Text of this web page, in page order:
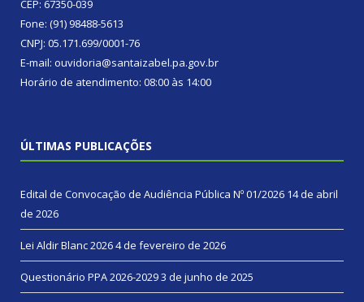
CEP: 67350-039
Fone: (91) 98488-5613
CNPJ: 05.171.699/0001-76
E-mail: ouvidoria@santaizabel.pa.gov.br
Horário de atendimento: 08:00 às 14:00
ÚLTIMAS PUBLICAÇÕES
Edital de Convocação de Audiência Pública Nº 01/2026 14 de abril
de 2026
Lei Aldir Blanc 20264 de fevereiro de 2026
Questionário PPA 2026-20293 de junho de 2025